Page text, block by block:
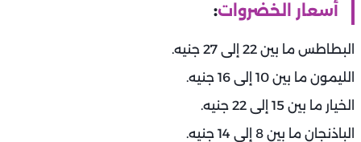
أسعار الخضروات:
البطاطس ما بين 22 إلى 27 جنيه.
الليمون ما بين 10 إلى 16 جنيه.
الخيار ما بين 15 إلى 22 جنيه.
الباذنجان ما بين 8 إلى 14 جنيه.